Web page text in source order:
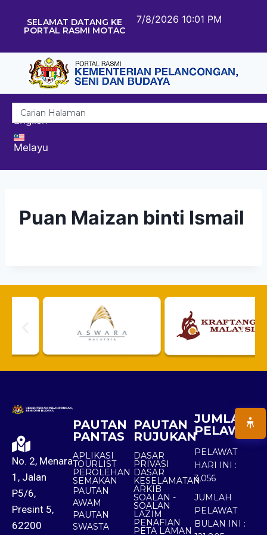
SELAMAT DATANG KE
PORTAL RASMI MOTAC
7/8/2026 10:01 PM
English
Melayu
Puan Maizan binti Ismail
No. 2, Menara
1, Jalan
P5/6,
Presint 5,
62200
PAUTAN
PANTAS
APLIKASI
TOURLIST
PEROLEHAN
SEMAKAN
PAUTAN
AWAM
PAUTAN
SWASTA
PAUTAN
RUJUKAN
DASAR
PRIVASI
DASAR
KESELAMATAN
ARKIB
SOALAN -
SOALAN
LAZIM
PENAFIAN
PETA LAMAN
JUMLAH
PELAWAT
PELAWAT
HARI INI :
3,056
JUMLAH
PELAWAT
BULAN INI :